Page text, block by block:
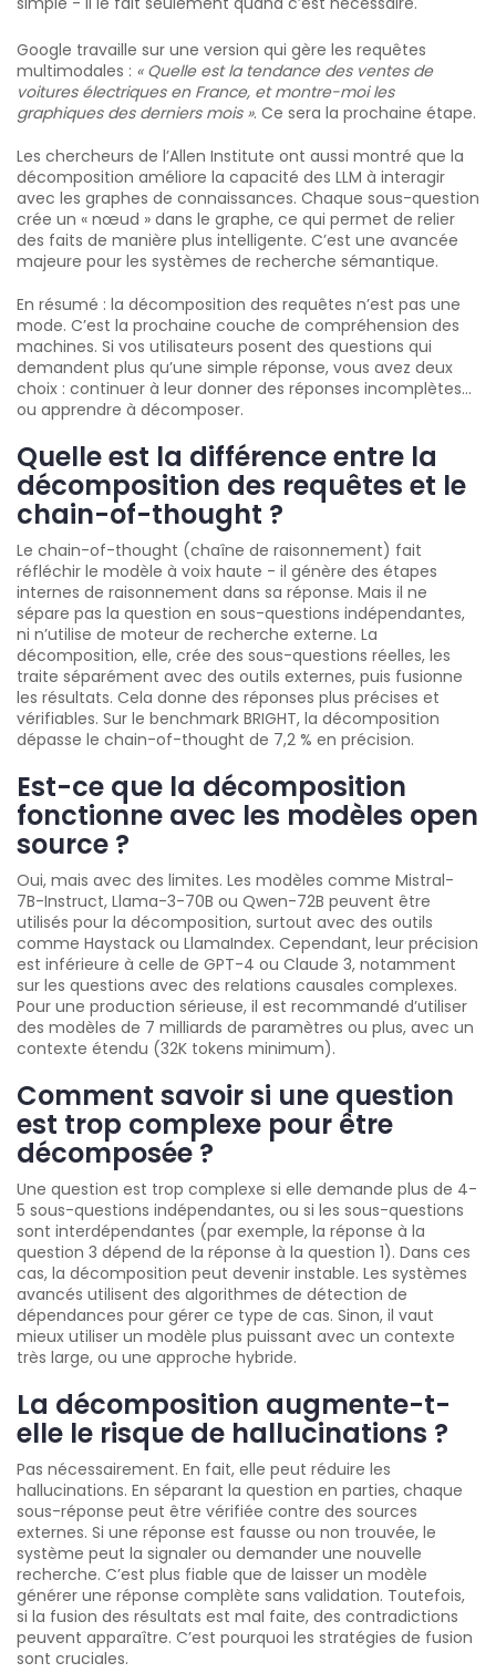
Google travaille sur une version qui gère les requêtes
multimodales : « Quelle est la tendance des ventes de
voitures électriques en France, et montre-moi les
graphiques des derniers mois ». Ce sera la prochaine étape.
Les chercheurs de l’Allen Institute ont aussi montré que la
décomposition améliore la capacité des LLM à interagir
avec les graphes de connaissances. Chaque sous-question
crée un « nœud » dans le graphe, ce qui permet de relier
des faits de manière plus intelligente. C’est une avancée
majeure pour les systèmes de recherche sémantique.
En résumé : la décomposition des requêtes n’est pas une
mode. C’est la prochaine couche de compréhension des
machines. Si vos utilisateurs posent des questions qui
demandent plus qu’une simple réponse, vous avez deux
choix : continuer à leur donner des réponses incomplètes…
ou apprendre à décomposer.
Quelle est la différence entre la
décomposition des requêtes et le
chain-of-thought ?
Le chain-of-thought (chaîne de raisonnement) fait
réfléchir le modèle à voix haute - il génère des étapes
internes de raisonnement dans sa réponse. Mais il ne
sépare pas la question en sous-questions indépendantes,
ni n’utilise de moteur de recherche externe. La
décomposition, elle, crée des sous-questions réelles, les
traite séparément avec des outils externes, puis fusionne
les résultats. Cela donne des réponses plus précises et
vérifiables. Sur le benchmark BRIGHT, la décomposition
dépasse le chain-of-thought de 7,2 % en précision.
Est-ce que la décomposition
fonctionne avec les modèles open
source ?
Oui, mais avec des limites. Les modèles comme Mistral-
7B-Instruct, Llama-3-70B ou Qwen-72B peuvent être
utilisés pour la décomposition, surtout avec des outils
comme Haystack ou LlamaIndex. Cependant, leur précision
est inférieure à celle de GPT-4 ou Claude 3, notamment
sur les questions avec des relations causales complexes.
Pour une production sérieuse, il est recommandé d’utiliser
des modèles de 7 milliards de paramètres ou plus, avec un
contexte étendu (32K tokens minimum).
Comment savoir si une question
est trop complexe pour être
décomposée ?
Une question est trop complexe si elle demande plus de 4-
5 sous-questions indépendantes, ou si les sous-questions
sont interdépendantes (par exemple, la réponse à la
question 3 dépend de la réponse à la question 1). Dans ces
cas, la décomposition peut devenir instable. Les systèmes
avancés utilisent des algorithmes de détection de
dépendances pour gérer ce type de cas. Sinon, il vaut
mieux utiliser un modèle plus puissant avec un contexte
très large, ou une approche hybride.
La décomposition augmente-t-
elle le risque de hallucinations ?
Pas nécessairement. En fait, elle peut réduire les
hallucinations. En séparant la question en parties, chaque
sous-réponse peut être vérifiée contre des sources
externes. Si une réponse est fausse ou non trouvée, le
système peut la signaler ou demander une nouvelle
recherche. C’est plus fiable que de laisser un modèle
générer une réponse complète sans validation. Toutefois,
si la fusion des résultats est mal faite, des contradictions
peuvent apparaître. C’est pourquoi les stratégies de fusion
sont cruciales.